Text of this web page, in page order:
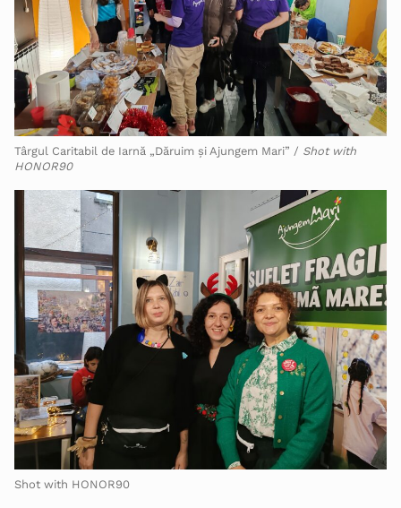
Târgul Caritabil de Iarnă „Dăruim și Ajungem Mari” / Shot with
HONOR90
Shot with HONOR90